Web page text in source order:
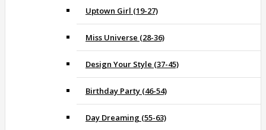
Uptown Girl (19-27)
Miss Universe (28-36)
Design Your Style (37-45)
Birthday Party (46-54)
Day Dreaming (55-63)